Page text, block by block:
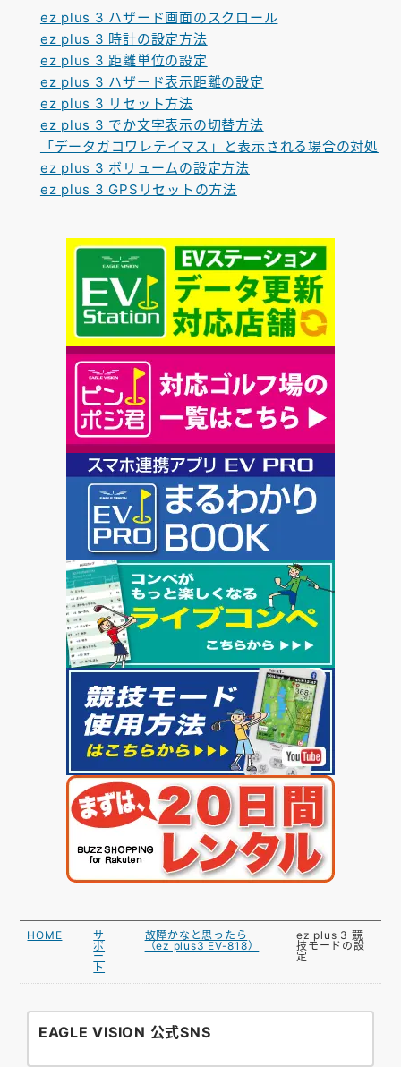
ez plus 3 ハザード画面のスクロール
ez plus 3 時計の設定方法
ez plus 3 距離単位の設定
ez plus 3 ハザード表示距離の設定
ez plus 3 リセット方法
ez plus 3 でか文字表示の切替方法
「データガコワレテイマス」と表示される場合の対処
ez plus 3 ボリュームの設定方法
ez plus 3 GPSリセットの方法
HOME
サ
ポ
ー
ト
故障かなと思ったら
（ez plus3 EV-818）
ez plus 3 競
技モードの設
定
EAGLE VISION 公式SNS